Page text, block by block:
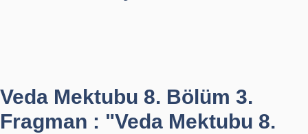
Veda Mektubu 8. Bölüm 3.
Fragman : "Veda Mektubu 8.